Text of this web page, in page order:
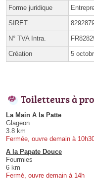
Forme juridique
SIRET
N° TVA Intra.
Création 5
Toiletteurs à
La Main A la Patte
Glageon
3.8 km
Fermée, ouvre demain à
A la Papate Douce
Fourmies
6 km
Fermé, ouvre demain à 14h